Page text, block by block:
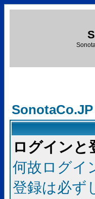
ログインと
何故ログイ
登録は必ず